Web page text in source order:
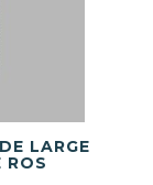
LARGE
ROS